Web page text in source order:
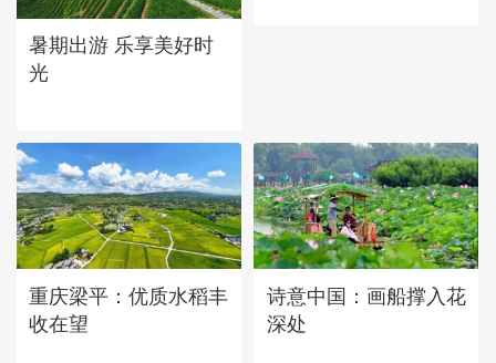
暑期出游 乐享美好时
光
重庆梁平：优质水稻丰
收在望
诗意中国：画船撑入花
深处